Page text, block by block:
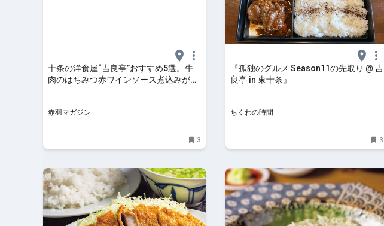
十条の洋食屋“吉良亭”おすすめ5選。牛
肉のはちみつ赤ワインソース煮込みが美
赤羽マガジン
3
『孤独のグルメ Season11の先取り @ 吉
良亭 in 東十条』
ちくわの時間
3